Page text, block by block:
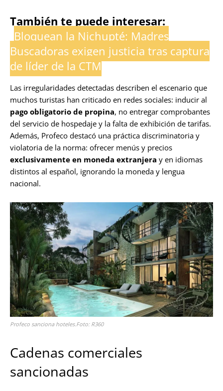
También te puede interesar:
Bloquean la Nichupté: Madres
Buscadoras exigen justicia tras captura
de líder de la CTM
Las irregularidades detectadas describen el escenario que
muchos turistas han criticado en redes sociales: inducir al
pago obligatorio de propina, no entregar comprobantes
del servicio de hospedaje y la falta de exhibición de tarifas.
Además, Profeco destacó una práctica discriminatoria y
violatoria de la norma: ofrecer menús y precios
exclusivamente en moneda extranjera y en idiomas
distintos al español, ignorando la moneda y lengua
nacional.
Profeco sanciona hoteles.Foto: R360
Cadenas comerciales
sancionadas